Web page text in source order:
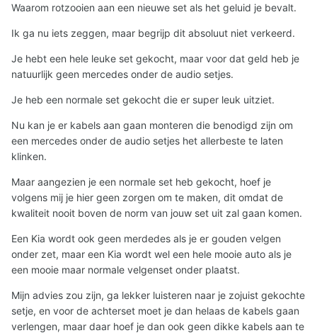
Waarom rotzooien aan een nieuwe set als het geluid je bevalt.
Ik ga nu iets zeggen, maar begrijp dit absoluut niet verkeerd.
Je hebt een hele leuke set gekocht, maar voor dat geld heb je
natuurlijk geen mercedes onder de audio setjes.
Je heb een normale set gekocht die er super leuk uitziet.
Nu kan je er kabels aan gaan monteren die benodigd zijn om
een mercedes onder de audio setjes het allerbeste te laten
klinken.
Maar aangezien je een normale set heb gekocht, hoef je
volgens mij je hier geen zorgen om te maken, dit omdat de
kwaliteit nooit boven de norm van jouw set uit zal gaan komen.
Een Kia wordt ook geen merdedes als je er gouden velgen
onder zet, maar een Kia wordt wel een hele mooie auto als je
een mooie maar normale velgenset onder plaatst.
Mijn advies zou zijn, ga lekker luisteren naar je zojuist gekochte
setje, en voor de achterset moet je dan helaas de kabels gaan
verlengen, maar daar hoef je dan ook geen dikke kabels aan te